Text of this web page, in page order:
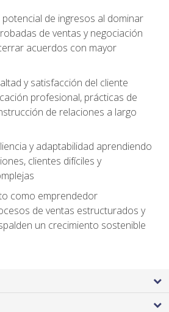
de ingresos al dominar
de ventas y negociación
acuerdos con mayor
y satisfacción del cliente
profesional, prácticas de
de relaciones a largo
y adaptabilidad aprendiendo
clientes difíciles y
como emprendedor
de ventas estructurados y
un crecimiento sostenible